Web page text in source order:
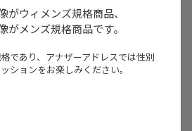
に映える別注ワンピース】ディウ
レリル・アローブの特別なドレスが
！
がウィメンズ規格商品、
がメンズ規格商品です。
であり、アナザーアドレスでは性別
ションをお楽しみください。